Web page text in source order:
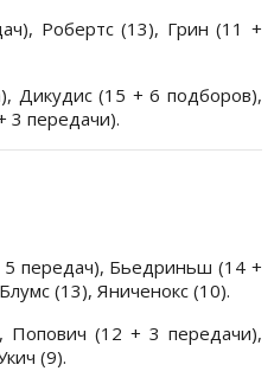
Робертс (13), Грин (11 +
Дикудис (15 + 6 подборов),
3 передачи).
передач), Бьедриньш (14 +
(13), Яниченокс (10).
Попович (12 + 3 передачи),
(9).